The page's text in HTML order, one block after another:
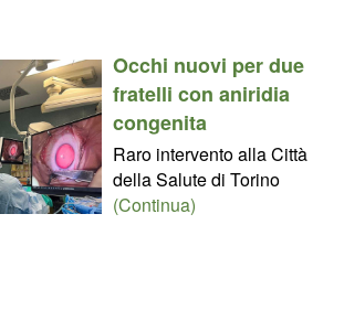
Occhi nuovi per due
fratelli con aniridia
congenita
Raro intervento alla Città
della Salute di Torino
(Continua)